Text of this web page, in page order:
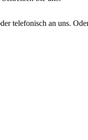
telefonisch an uns.